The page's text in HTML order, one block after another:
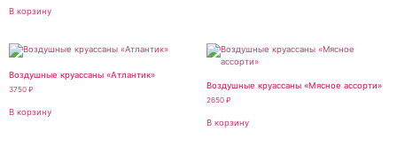
В корзину
Воздушные круассаны «Атлантик»
3750 ₽
В корзину
Воздушные круассаны «Мясное ассорти»
2650 ₽
В корзину